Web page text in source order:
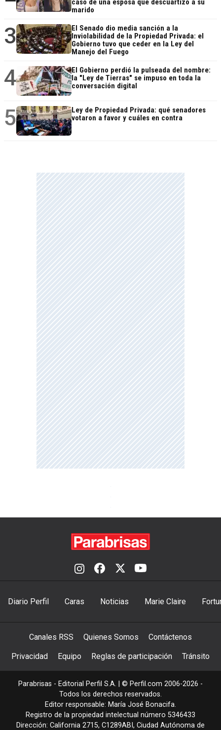
caso de una esposa que descuartizó a su
marido
3
El Senado dio media sanción a la
Inviolabilidad de la Propiedad Privada: el
Gobierno tuvo que ceder en la Ley del
Manejo del Fuego
4
El Gobierno perdió la pulseada del nombre:
la "Ley de Tierras" se impuso en toda la
conversación digital
5
Ley de Propiedad Privada: qué senadores
votaron a favor y cuáles en contra
Diario Perfil Caras Noticias Marie Claire
Canales RSS Quienes Somos Contáctenos
Privacidad Equipo Reglas de participación Tránsito
Parabrisas - Editorial Perfil S.A. | © Perfil.com 2006-2026 -
Todos los derechos reservados.
Editor responsable: María José Bonacifa.
Registro de la propiedad intelectual número 5346433
Dirección: California 2715, C1289ABI , Ciudad Autónoma de